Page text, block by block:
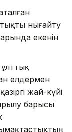
нығайту
екенін
елдермен
жай-күйі
барысы